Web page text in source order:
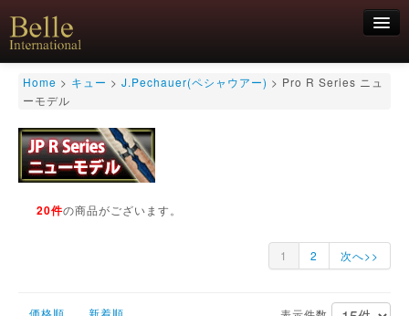
新規会員登録
ログイン
HOME
キュー
キュー用途別
シャフト
お気軽にお問合せくださいませ！
Home > キュー > J.Pechauer(ペシャウアー) > Pro R Series ニュ
ーモデル
20件の商品がございます。
1 2 次へ>>
価格順 新着順